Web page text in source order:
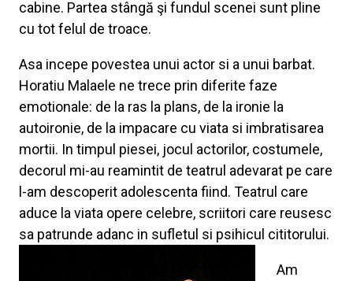
cabine. Partea stângă şi fundul scenei sunt pline
cu tot felul de troace.
Asa incepe povestea unui actor si a unui barbat.
Horatiu Malaele ne trece prin diferite faze
emotionale: de la ras la plans, de la ironie la
autoironie, de la impacare cu viata si imbratisarea
mortii. In timpul piesei, jocul actorilor, costumele,
decorul mi-au reamintit de teatrul adevarat pe care
l-am descoperit adolescenta fiind. Teatrul care
aduce la viata opere celebre, scriitori care reusesc
sa patrunde adanc in sufletul si psihicul cititorului.
Am